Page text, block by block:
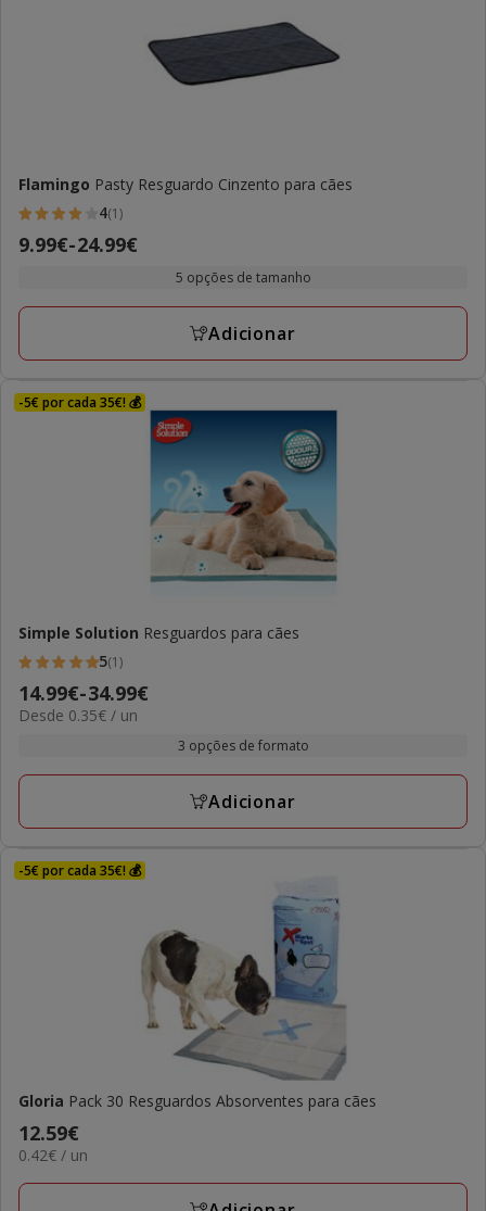
Flamingo Pasty Resguardo Cinzento para cães
4
estrelas
1
4(1)
Preço
a
24.99€
9.99€-24.99€
5 opções de tamanho
Adicionar
-5€ por cada 35€! 💰
Simple Solution Resguardos para cães
5
estrelas
com
avaliações
5(1)
Preço
de
a
14.99€-34.99€
0.35€
Desde 0.35€ / un
3 opções de formato
Adicionar
-5€ por cada 35€! 💰
Gloria Pack 30 Resguardos Absorventes para cães
Preço
12.59€
12.59€
0.42€
UN
0.42€ / un